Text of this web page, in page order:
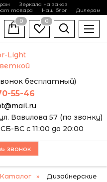
Зеркала на заказ
товара
Наш блог Дилерам
бесплатный)
55-46
Вавилова 57 (по звонку)
ВС с 11:00 до 20:00
0
0
звонок
Каталог
Дизайнерские